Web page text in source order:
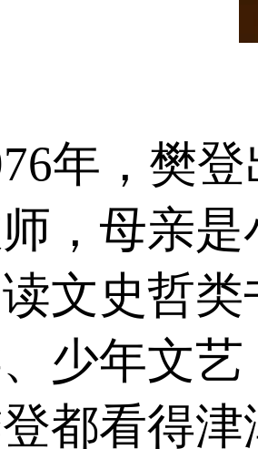
，樊登
，母亲
文史哲
少年文
都看得